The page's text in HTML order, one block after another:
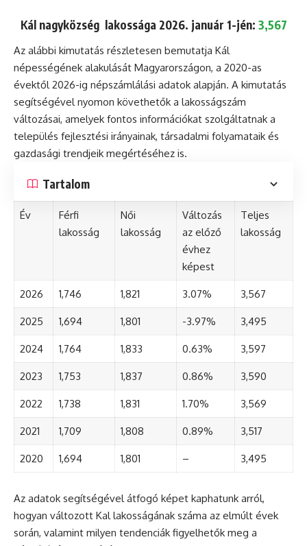
Kál nagyközség lakossága 2026. január 1-jén: 3,567
Az alábbi kimutatás részletesen bemutatja Kál
népességének alakulását Magyarországon, a 2020-as
évektől 2026-ig népszámlálási adatok alapján. A kimutatás
segítségével nyomon követhetők a lakosságszám
változásai, amelyek fontos információkat szolgáltatnak a
település fejlesztési irányainak, társadalmi folyamataik és
gazdasági trendjeik megértéséhez is.
Tartalom
Év
Férfi
lakosság
Női
lakosság
Változás
az előző
évhez
képest
Teljes
lakosság
2026 1,746 1,821 3.07% 3,567
2025 1,694 1,801 -3.97% 3,495
2024 1,764 1,833 0.63% 3,597
2023 1,753 1,837 0.86% 3,590
2022 1,738 1,831 1.70% 3,569
2021 1,709 1,808 0.89% 3,517
2020 1,694 1,801 – 3,495
Az adatok segítségével átfogó képet kaphatunk arról,
hogyan változott Kal lakosságának száma az elmúlt évek
során, valamint milyen tendenciák figyelhetők meg a